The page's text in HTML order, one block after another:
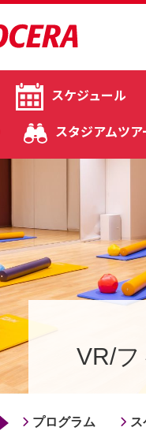
スケジュール
スタジアムツア
VR/
プログラム